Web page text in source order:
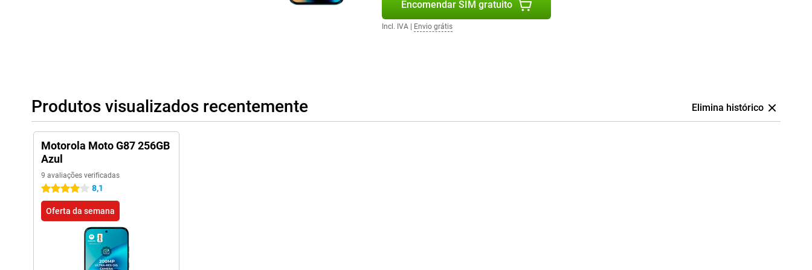
permite o pagamento sem contacto. A combinação de áudio, segurança e funcionalidades
inteligentes completa este smartphone. É assim que pode tirar o máximo partido do seu Motorola
Encomendar SIM gratuito
Incl. IVA Envio grátis
Produtos visualizados recentemente Elimina histórico
Motorola Moto G87 256GB
Azul
9 avaliações verificadas
4 estrelas 8,1
Oferta da semana